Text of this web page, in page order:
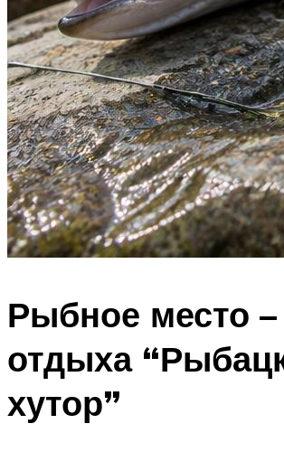
Рыбное место
отдыха
хутор”